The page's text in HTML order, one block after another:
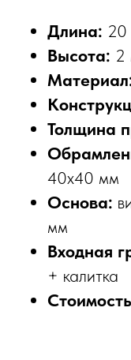
Длина: 20
Высота: 2
Толщина
40х40 мм
Основа:
мм
Входная
+ калитка